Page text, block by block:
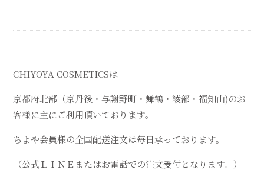
CHIYOYA COSMETICSは
京都府北部（京丹後・与謝野町・舞鶴・綾部・福知山)のお
客様に主にご利用頂いております。
ちよや会員様の全国配送注文は毎日承っております。
（公式ＬＩＮＥまたはお電話での注文受付となります。）